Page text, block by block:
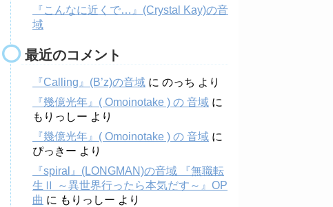
『こんなに近くで…』(Crystal Kay)の音
域
最近のコメント
『Calling』(B’z)の音域 に のっち より
『幾億光年』( Omoinotake ) の 音域 に
もりっしー より
『幾億光年』( Omoinotake ) の 音域 に
ぴっきー より
『spiral』(LONGMAN)の音域 『無職転
生Ⅱ ～異世界行ったら本気だす～』OP
曲 に もりっしー より